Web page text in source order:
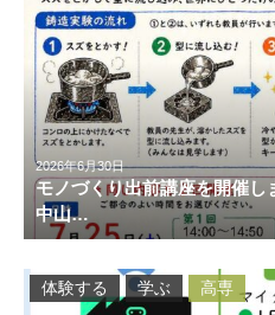
2026年6月30日
モノづくり出前講座を開催し
中山…
体験する 学ぶ 高専